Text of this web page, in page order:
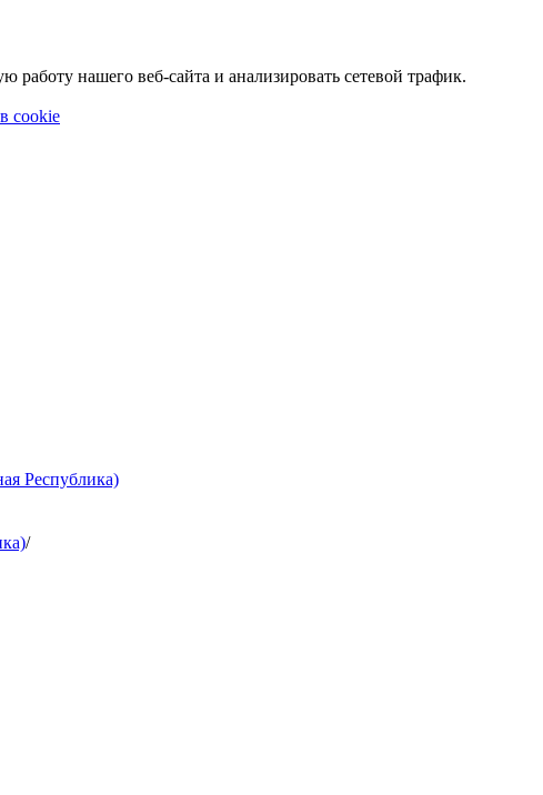
нашего веб-сайта и анализировать сетевой трафик.
cookie
Республика)
/